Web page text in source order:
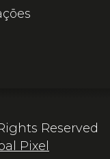
Reserved
Pixel